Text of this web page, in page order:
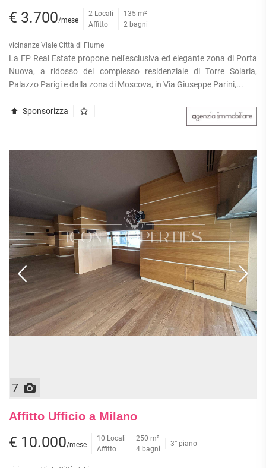
€ 3.700/mese
2 Locali
Affitto
135 m²
2 bagni
vicinanze Viale Città di Fiume
La FP Real Estate propone nell'esclusiva ed elegante zona di Porta
Nuova, a ridosso del complesso residenziale di Torre Solaria,
Palazzo Parigi e dalla zona di Moscova, in Via Giuseppe Parini,...
Sponsorizza
7
Affitto Ufficio a Milano
€ 10.000/mese
10 Locali
Affitto
250 m²
4 bagni
3° piano